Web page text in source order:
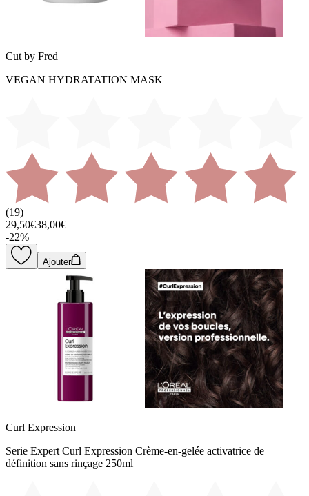
Cut by Fred
VEGAN HYDRATATION MASK
(19)
29,50€38,00€
-22%
Ajouter
Curl Expression
Serie Expert Curl Expression Crème-en-gelée activatrice de
définition sans rinçage 250ml